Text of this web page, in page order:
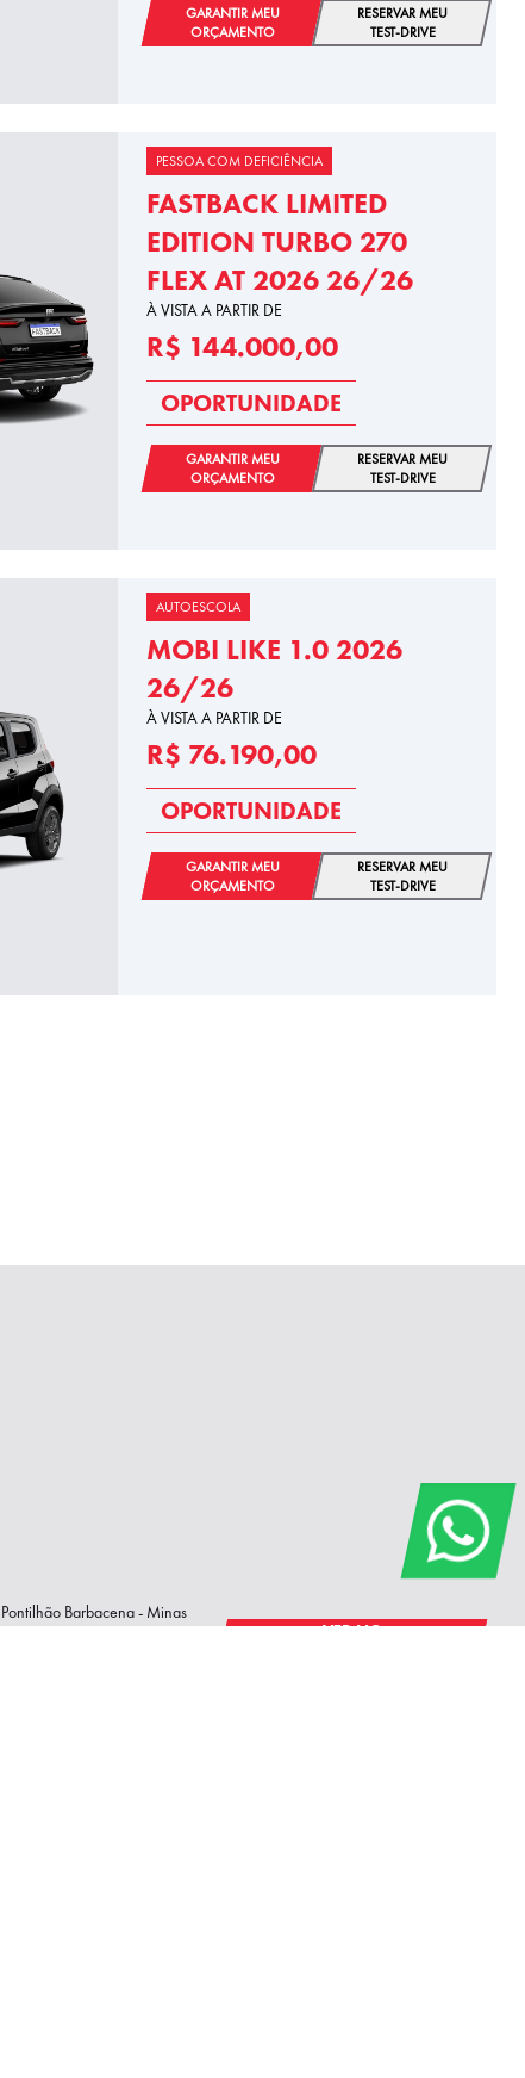
GARANTIR MEU
ORÇAMENTO
RESERVAR MEU
TEST-DRIVE
PESSOA COM DEFICIÊNCIA
FASTBACK LIMITED
EDITION TURBO 270
FLEX AT 2026 26/26
À VISTA A PARTIR DE
R$ 144.000,00
OPORTUNIDADE
GARANTIR MEU
ORÇAMENTO
RESERVAR MEU
TEST-DRIVE
AUTOESCOLA
MOBI LIKE 1.0 2026
26/26
À VISTA A PARTIR DE
R$ 76.190,00
OPORTUNIDADE
GARANTIR MEU
ORÇAMENTO
RESERVAR MEU
TEST-DRIVE
Barbacena - Minas
VER NO